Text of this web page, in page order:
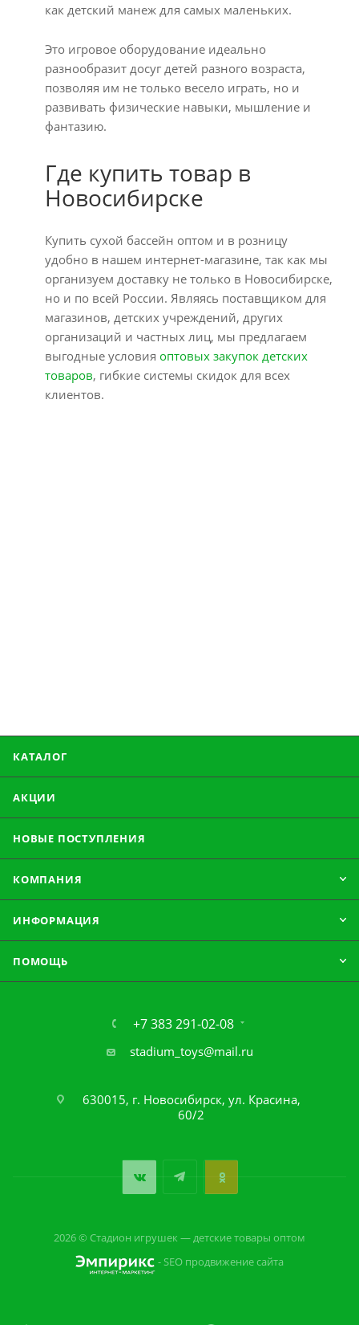
как детский манеж для самых маленьких.
Это игровое оборудование идеально
разнообразит досуг детей разного возраста,
позволяя им не только весело играть, но и
развивать физические навыки, мышление и
фантазию.
Где купить товар в
Новосибирске
Купить сухой бассейн оптом и в розницу
удобно в нашем интернет-магазине, так как мы
организуем доставку не только в Новосибирске,
но и по всей России. Являясь поставщиком для
магазинов, детских учреждений, других
организаций и частных лиц, мы предлагаем
выгодные условия оптовых закупок детских
товаров, гибкие системы скидок для всех
клиентов.
КАТАЛОГ
АКЦИИ
НОВЫЕ ПОСТУПЛЕНИЯ
КОМПАНИЯ
ИНФОРМАЦИЯ
ПОМОЩЬ
+7 383 291-02-08
stadium_toys@mail.ru
630015, г. Новосибирск, ул. Красина,
60/2
2026 © Стадион игрушек — детские товары оптом
- SEO продвижение сайта